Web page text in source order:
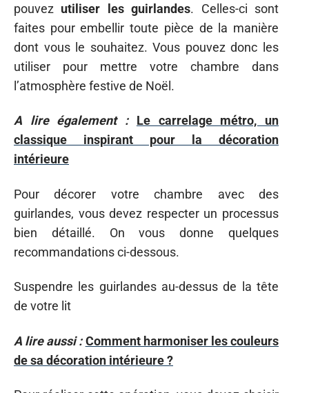
pouvez utiliser les guirlandes. Celles-ci sont
faites pour embellir toute pièce de la manière
dont vous le souhaitez. Vous pouvez donc les
utiliser pour mettre votre chambre dans
l’atmosphère festive de Noël.
A lire également :
Le carrelage métro, un
classique inspirant pour la décoration
intérieure
Pour décorer votre chambre avec des
guirlandes, vous devez respecter un processus
bien détaillé. On vous donne quelques
recommandations ci-dessous.
Suspendre les guirlandes au-dessus de la tête
de votre lit
A lire aussi : Comment harmoniser les couleurs
de sa décoration intérieure ?